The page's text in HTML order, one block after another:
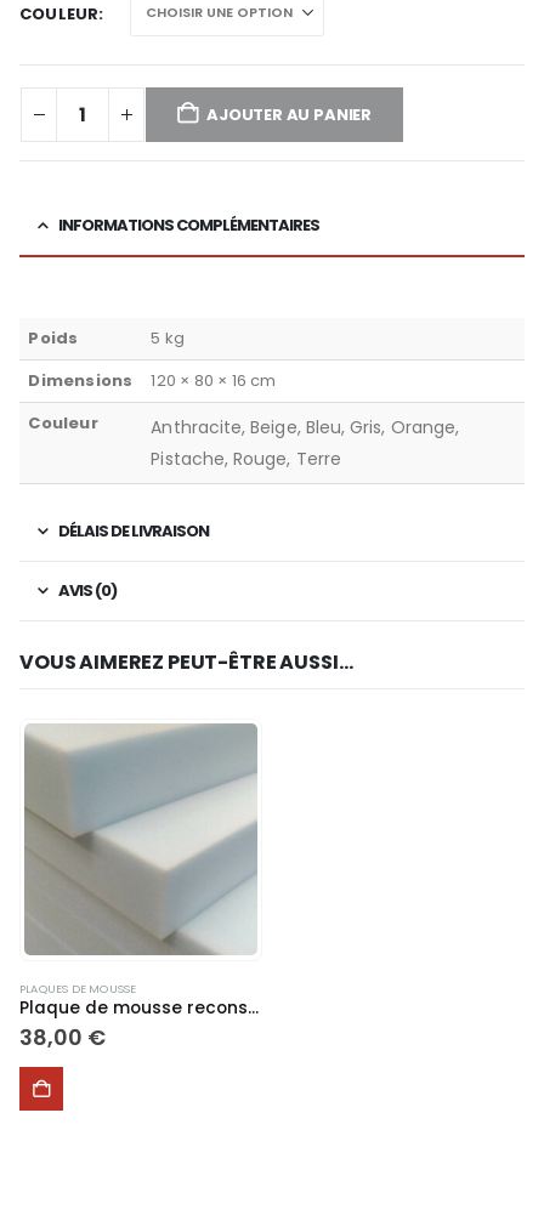
COULEUR
AJOUTER AU PANIER
INFORMATIONS COMPLÉMENTAIRES
Poids
5 kg
Dimensions
120 × 80 × 16 cm
Couleur
Anthracite, Beige, Bleu, Gris, Orange,
Pistache, Rouge, Terre
DÉLAIS DE LIVRAISON
AVIS (0)
VOUS AIMEREZ PEUT-ÊTRE AUSSI…
PLAQUES DE MOUSSE
Plaque de mousse reconstituée de différentes densités dimension 120 x 80 x 8 cm pour assise, palette
38,00 €